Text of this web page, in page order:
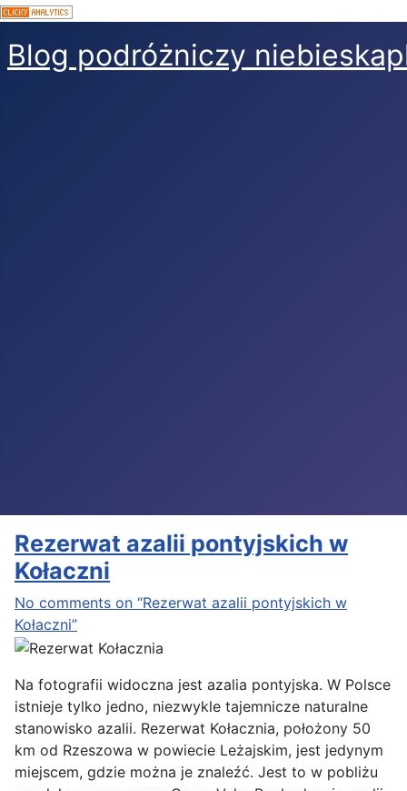
Blog podróżniczy
Rezerwat azalii pontyjskich w
Kołaczni
No comments on “Rezerwat azalii pontyjskich w
Kołaczni”
Na fotografii widoczna jest azalia pontyjska. W Polsce
istnieje tylko jedno, niezwykle tajemnicze naturalne
stanowisko azalii. Rezerwat Kołacznia, położony 50
km od Rzeszowa w powiecie Leżajskim, jest jedynym
miejscem, gdzie można je znaleźć. Jest to w pobliżu